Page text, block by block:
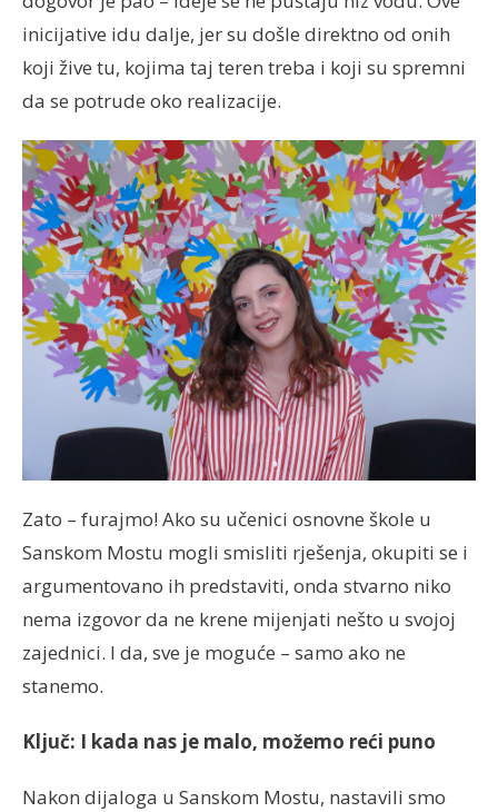
inicijative idu dalje, jer su došle direktno od onih
koji žive tu, kojima taj teren treba i koji su spremni
da se potrude oko realizacije.
Zato – furajmo! Ako su učenici osnovne škole u
Sanskom Mostu mogli smisliti rješenja, okupiti se i
argumentovano ih predstaviti, onda stvarno niko
nema izgovor da ne krene mijenjati nešto u svojoj
zajednici. I da, sve je moguće – samo ako ne
stanemo.
Ključ: I kada nas je malo, možemo reći puno
Nakon dijaloga u Sanskom Mostu, nastavili smo